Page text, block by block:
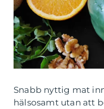
Snabb nyttig mat
hälsosamt utan att